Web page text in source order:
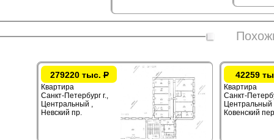
279220 тыс.Р
Квартира
Санкт-Петербург г.,
Центральный ,
Невский пр.
42259
Квартира
Санкт-
Центральный
Ковенский